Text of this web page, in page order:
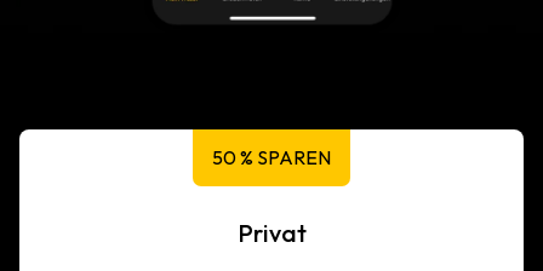
50 % SPAREN
Privat